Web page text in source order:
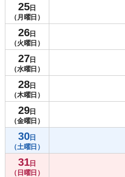
25日
（月曜日）
26日
（火曜日）
27日
（水曜日）
28日
（木曜日）
29日
（金曜日）
30日
（土曜日）
31日
（日曜日）